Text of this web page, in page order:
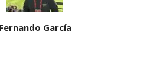
Fernando García